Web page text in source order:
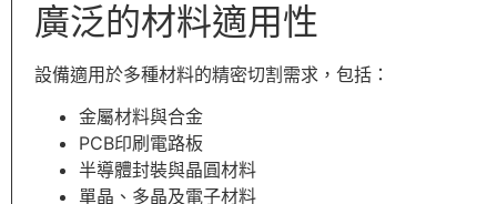
廣泛的材料適用性
設備適用於多種材料的精密切割需求，包括：
金屬材料與合金
PCB印刷電路板
半導體封裝與晶圓材料
單晶、多晶及電子材料